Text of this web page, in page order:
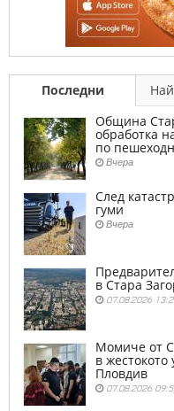
Последни
Община
обработка
по
Вчера
След
гуми
Вчера
в Стара
07.08.2026
Момиче от
в
Пловдив
07.08.2026